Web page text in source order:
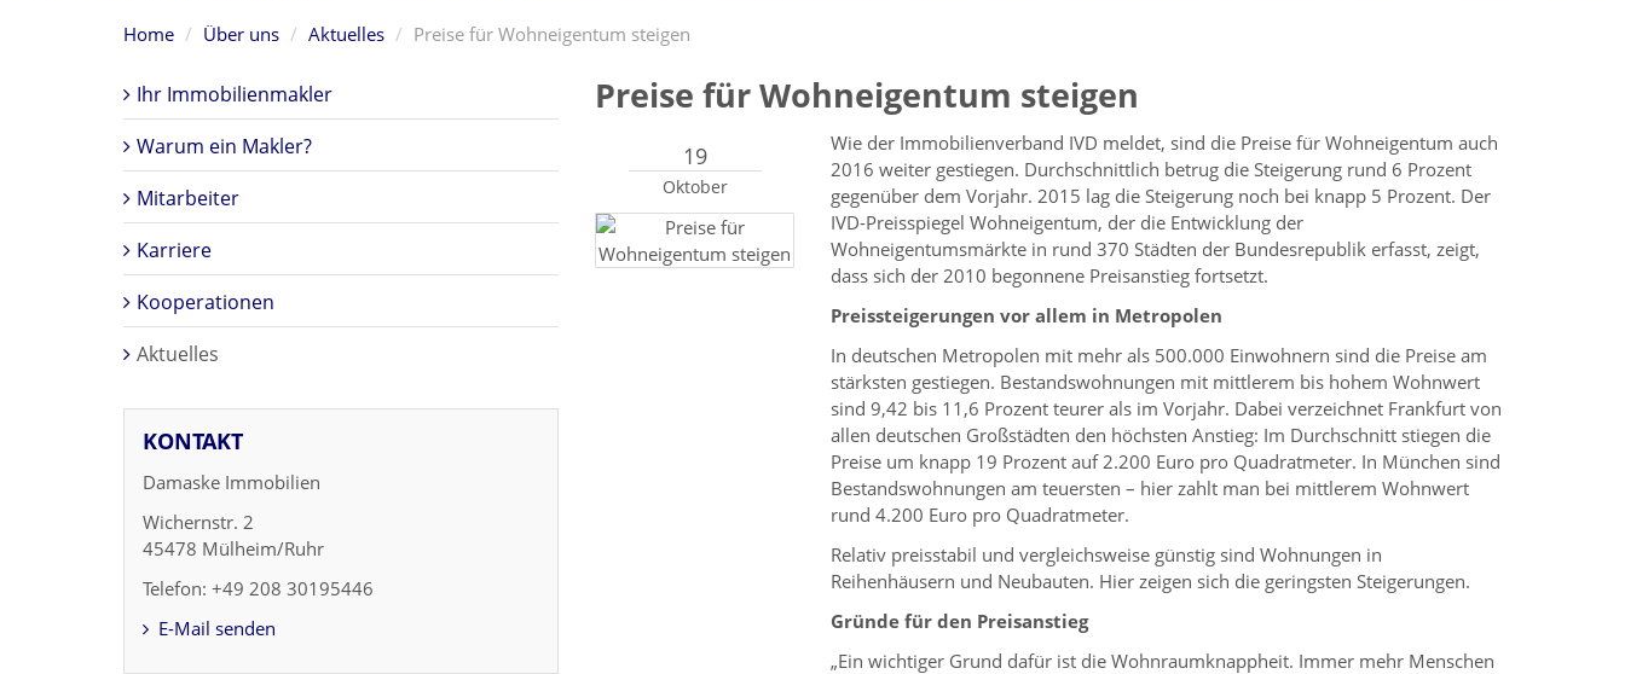
Home Über uns Aktuelles Preise für Wohneigentum steigen
Preise für Wohneigentum steigen
19
Oktober
Wie der Immobilienverband IVD meldet, sind die Preise für Wohneigentum auch
2016 weiter gestiegen. Durchschnittlich betrug die Steigerung rund 6 Prozent
gegenüber dem Vorjahr. 2015 lag die Steigerung noch bei knapp 5 Prozent. Der
IVD-Preisspiegel Wohneigentum, der die Entwicklung der
Wohneigentumsmärkte in rund 370 Städten der Bundesrepublik erfasst, zeigt,
dass sich der 2010 begonnene Preisanstieg fortsetzt.
Preissteigerungen vor allem in Metropolen
In deutschen Metropolen mit mehr als 500.000 Einwohnern sind die Preise am
stärksten gestiegen. Bestandswohnungen mit mittlerem bis hohem Wohnwert
sind 9,42 bis 11,6 Prozent teurer als im Vorjahr. Dabei verzeichnet Frankfurt von
allen deutschen Großstädten den höchsten Anstieg: Im Durchschnitt stiegen die
Preise um knapp 19 Prozent auf 2.200 Euro pro Quadratmeter. In München sind
Bestandswohnungen am teuersten – hier zahlt man bei mittlerem Wohnwert
rund 4.200 Euro pro Quadratmeter.
Relativ preisstabil und vergleichsweise günstig sind Wohnungen in
Reihenhäusern und Neubauten. Hier zeigen sich die geringsten Steigerungen.
Gründe für den Preisanstieg
„Ein wichtiger Grund dafür ist die Wohnraumknappheit. Immer mehr Menschen
Ihr Immobilienmakler
Warum ein Makler?
Mitarbeiter
Karriere
Kooperationen
Aktuelles
KONTAKT
Damaske Immobilien
Wichernstr. 2
45478 Mülheim/Ruhr
Telefon: +49 208 30195446
E-Mail senden